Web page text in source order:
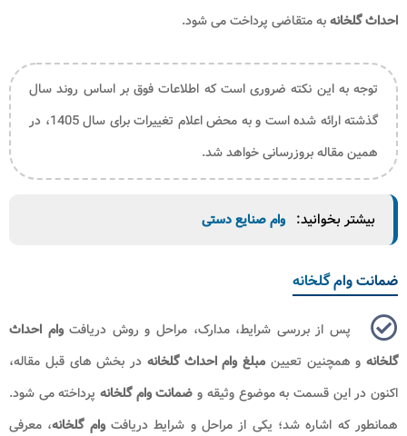
احداث گلخانهبه متقاضی پرداخت می شود.
توجه به این نکته ضروری است که اطلاعات فوق بر اساس روند سال
گذشته ارائه شده است و به محض اعلام تغییرات برای سال 1405، در
همین مقاله بروزرسانی خواهد شد.
بیشتر بخوانید: وام صنایع دستی
ضمانت وام گلخانه
پس از بررسی شرایط، مدارک، مراحل و روش دریافتوام احداث
گلخانه و همچنین تعیین مبلغ وام احداث گلخانه در بخش های قبل مقاله،
اکنون در این قسمت به موضوع وثیقه و ضمانت وام گلخانهپرداخته می شود.
همانطور که اشاره شد؛ یکی از مراحل و شرایط دریافتوام گلخانه، معرفی